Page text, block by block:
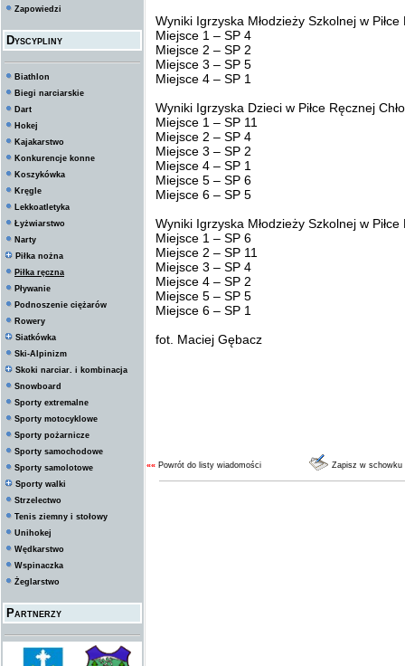
Zapowiedzi
Dyscypliny
Biathlon
Biegi narciarskie
Dart
Hokej
Kajakarstwo
Konkurencje konne
Koszykówka
Kręgle
Lekkoatletyka
Łyżwiarstwo
Narty
Piłka nożna
Piłka ręczna
Pływanie
Podnoszenie ciężarów
Rowery
Siatkówka
Ski-Alpinizm
Skoki narciar. i kombinacja
Snowboard
Sporty extremalne
Sporty motocyklowe
Sporty pożarnicze
Sporty samochodowe
Sporty samolotowe
Sporty walki
Strzelectwo
Tenis ziemny i stołowy
Unihokej
Wędkarstwo
Wspinaczka
Żeglarstwo
Partnerzy
Wyniki Igrzyska Młodzieży Szkolnej w
Miejsce 1 – SP 4
Miejsce 2 – SP 2
Miejsce 3 – SP 5
Miejsce 4 – SP 1
Wyniki Igrzyska Dzieci w Piłce Ręcznej
Miejsce 1 – SP 11
Miejsce 2 – SP 4
Miejsce 3 – SP 2
Miejsce 4 – SP 1
Miejsce 5 – SP 6
Miejsce 6 – SP 5
Wyniki Igrzyska Młodzieży Szkolnej w Piłce
Miejsce 1 – SP 6
Miejsce 2 – SP 11
Miejsce 3 – SP 4
Miejsce 4 – SP 2
Miejsce 5 – SP 5
Miejsce 6 – SP 1
fot. Maciej Gębacz
«« Powrót do listy wiadomości Zapisz w schowku